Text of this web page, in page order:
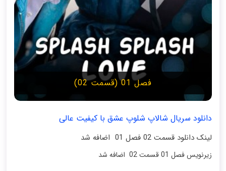
فصل 01 (قسمت 02)
دانلود سریال شالاپ شلوپ عشق با کیفیت عالی
لینک دانلود قسمت 02 فصل 01 اضافه شد
زیرنویس فصل 01 قسمت 02 اضافه شد